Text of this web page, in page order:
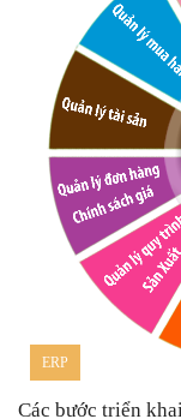
ERP
Các bước triển